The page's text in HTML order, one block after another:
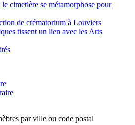
cimetière se métamorphose pour
de crématorium à Louviers
tissent un lien avec les Arts
par ville ou code postal